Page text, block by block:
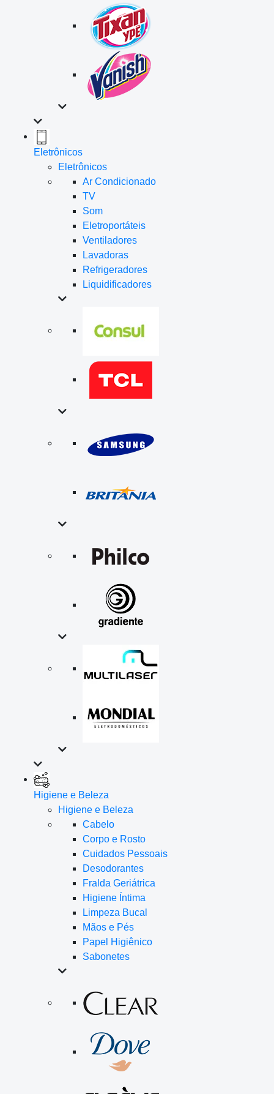
Eletrônicos
Eletrônicos
Ar Condicionado
TV
Som
Eletroportáteis
Ventiladores
Lavadoras
Refrigeradores
Liquidificadores
Higiene e Beleza
Higiene e Beleza
Cabelo
Corpo e Rosto
Cuidados Pessoais
Desodorantes
Fralda Geriátrica
Higiene Íntima
Limpeza Bucal
Mãos e Pés
Papel Higiênico
Sabonetes